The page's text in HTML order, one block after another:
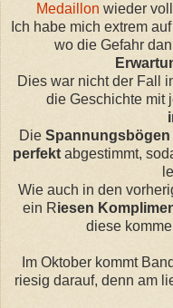
Medaillon wieder
Ich habe mich extrem
wo die Gefahr
Dies war nicht der Fall
die Geschichte mit
Die Spannungsbögen
perfektabgestimmt,
Wie auch in den
ein Riesen
diese
Im Oktober kommt
riesig darauf, denn am